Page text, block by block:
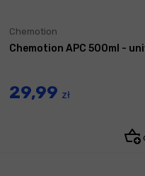
Chemotion
Chemotion APC 500ml -
29,99 zł